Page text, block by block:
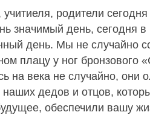
родители
значимый день, сегодня
день. Мы не случайно
плацу у ног бронзового
на века не случайно, они
дедов и отцов,
обеспечили вашу